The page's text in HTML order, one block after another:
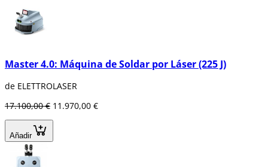
las especificaciones de los clientes cuando
Master 4.0: Máquina de Soldar por Láser (225 J)
de ELETTROLASER
17.100,00 € 11.970,00 €
Añadir